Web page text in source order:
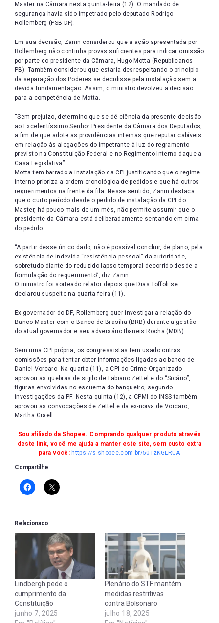
Master na Câmara nesta quinta-feira (12). O mandado de
segurança havia sido impetrado pelo deputado Rodrigo
Rollemberg (PSB-DF).
Em sua decisão, Zanin considerou que a ação apresentada por
Rollemberg não continha provas suficientes para indicar omissão
por parte do presidente da Câmara, Hugo Motta (Republicanos-
PB). Também considerou que estaria desrespeitando o princípio
da separação dos Poderes se decidisse pela instalação sem a
devida fundamentação. Assim, o ministro devolveu a decisão
para a competência de Motta.
“Sem prejuízo, determino que se dê ciência da presente decisão
ao Excelentíssimo Senhor Presidente da Câmara dos Deputados,
a fim de que adote as providências internas que reputar cabíveis
em relação às alegações do impetrante à luz do regramento
previsto na Constituição Federal e no Regimento Interno daquela
Casa Legislativa”.
Motta tem barrado a instalação da CPI justificando que o regime
interno prioriza a ordem cronológica de pedidos e que há outros
requerimentos na frente da fila. Nesse sentido, Zanin destaca
que o curto período desde o pedido de instalação da CPI do
Master, há pouco mais de um mês, não permite assumir que o
presidente da Câmara está deliberadamente sentando em cima
do pedido.
“A partir desse único dado, não é possível concluir, de plano, pela
existência de indevida “resistência pessoal” da autoridade,
sobretudo diante do reduzido lapso temporal decorrido desde a
formulação do requerimento”, diz Zanin.
O ministro foi sorteado relator depois que Dias Toffoli se
declarou suspeito na quarta-feira (11).
Ex-governador do DF, Rollemberg quer investigar a relação do
Banco Master com o Banco de Brasília (BRB) durante a gestão
do atual governador e seu adversário Ibaneis Rocha (MDB).
Sem uma CPI própria, os congressistas tem usado outras
comissões para tentar obter informações ligadas ao banco de
Daniel Vorcaro. Na quarta (11), a CPI do Crime Organizado
aprovou as quebras de sigilo de Fabiano Zettel e do “Sicário”,
figuras envolvidas no esquema do banqueiro, segundo
investigações da PF. Nesta quinta (12), a CPMI do INSS também
aprovou as convocações de Zettel e da ex-noiva de Vorcaro,
Martha Graell.
Sou afiliado da Shopee. Comprando qualquer produto através
deste link, você me ajuda a manter este site, sem custo extra
para você: https://s.shopee.com.br/50TzKGLRUA
Compartilhe
Relacionado
Lindbergh pede o
cumprimento da
Constituição
junho 7, 2025
Plenário do STF mantém
medidas restritivas
contra Bolsonaro
julho 18, 2025